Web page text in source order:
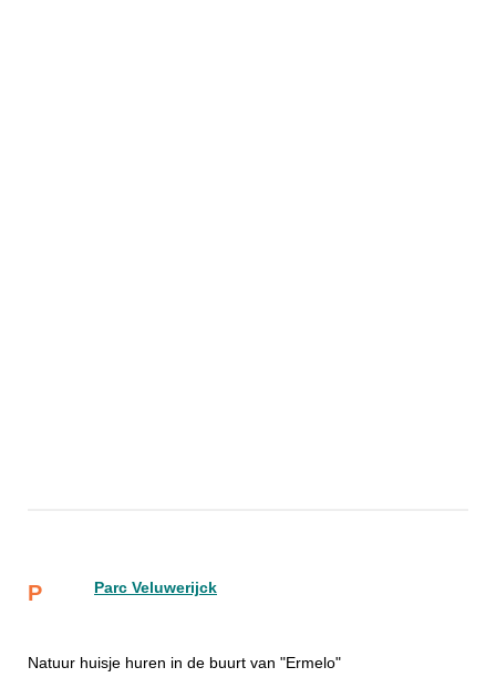
P Parc Veluwerijck
Natuur huisje huren in de buurt van "Ermelo"